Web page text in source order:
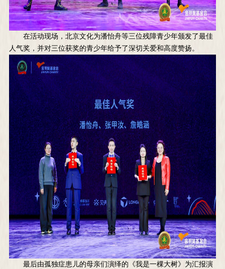
在活动现场，北京文化为潘怡舟等三位残障青少年颁发了最佳
人气奖，并对三位获奖的青少年给予了深切关爱和高度赞扬。
最后由孤独症患儿的母亲们演绎的《我是一棵大树》为汇报演